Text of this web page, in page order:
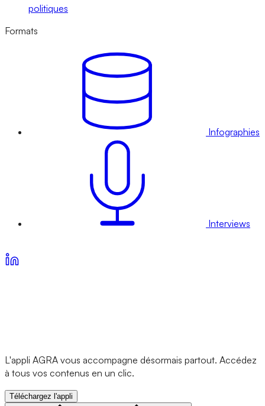
politiques
Formats
Infographies
Interviews
L'appli AGRA vous accompagne désormais partout. Accédez
à tous vos contenus en un clic.
Téléchargez l'appli